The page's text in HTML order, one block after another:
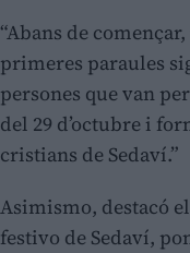
“Abans de
primeres paraules
persones que van
del 29 d’octubre i
cristians de Sedaví.”
Asimismo, destacó
festivo de Sedaví,